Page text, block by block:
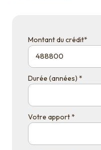
Montant du crédit*
Durée (années) *
Votre apport *